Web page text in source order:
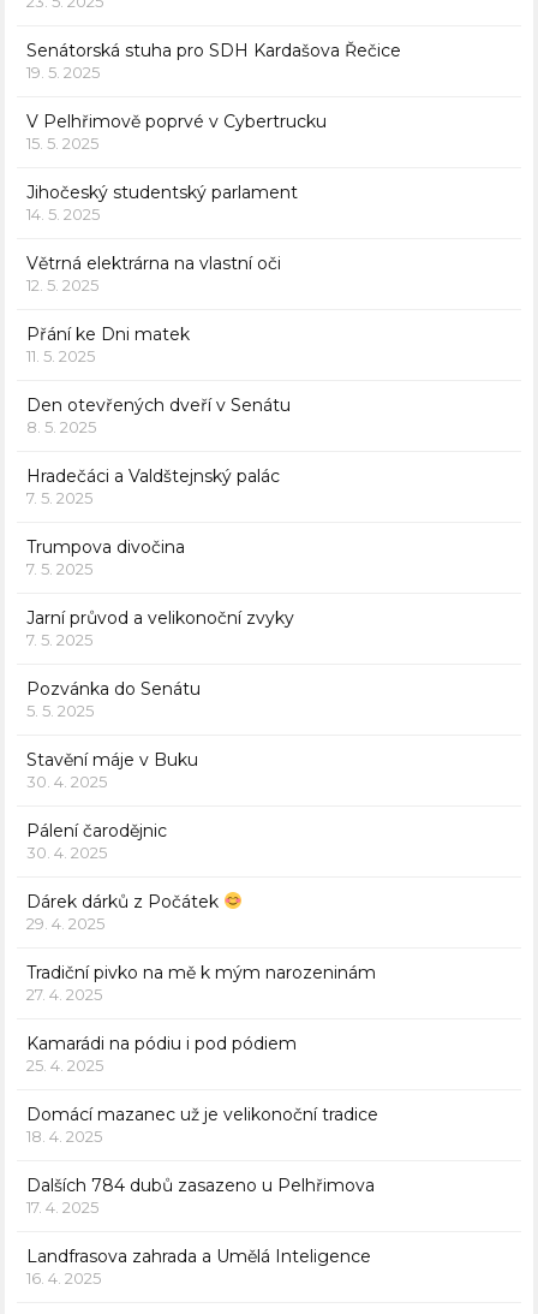
Senátorská stuha pro SDH Kardašova Řečice
19. 5. 2025
V Pelhřimově poprvé v Cybertrucku
15. 5. 2025
Jihočeský studentský parlament
14. 5. 2025
Větrná elektrárna na vlastní oči
12. 5. 2025
Přání ke Dni matek
11. 5. 2025
Den otevřených dveří v Senátu
8. 5. 2025
Hradečáci a Valdštejnský palác
7. 5. 2025
Trumpova divočina
7. 5. 2025
Jarní průvod a velikonoční zvyky
7. 5. 2025
Pozvánka do Senátu
5. 5. 2025
Stavění máje v Buku
30. 4. 2025
Pálení čarodějnic
30. 4. 2025
Dárek dárků z Počátek
29. 4. 2025
Tradiční pivko na mě k mým narozeninám
27. 4. 2025
Kamarádi na pódiu i pod pódiem
25. 4. 2025
Domácí mazanec už je velikonoční tradice
18. 4. 2025
Dalších 784 dubů zasazeno u Pelhřimova
17. 4. 2025
Landfrasova zahrada a Umělá Inteligence
16. 4. 2025